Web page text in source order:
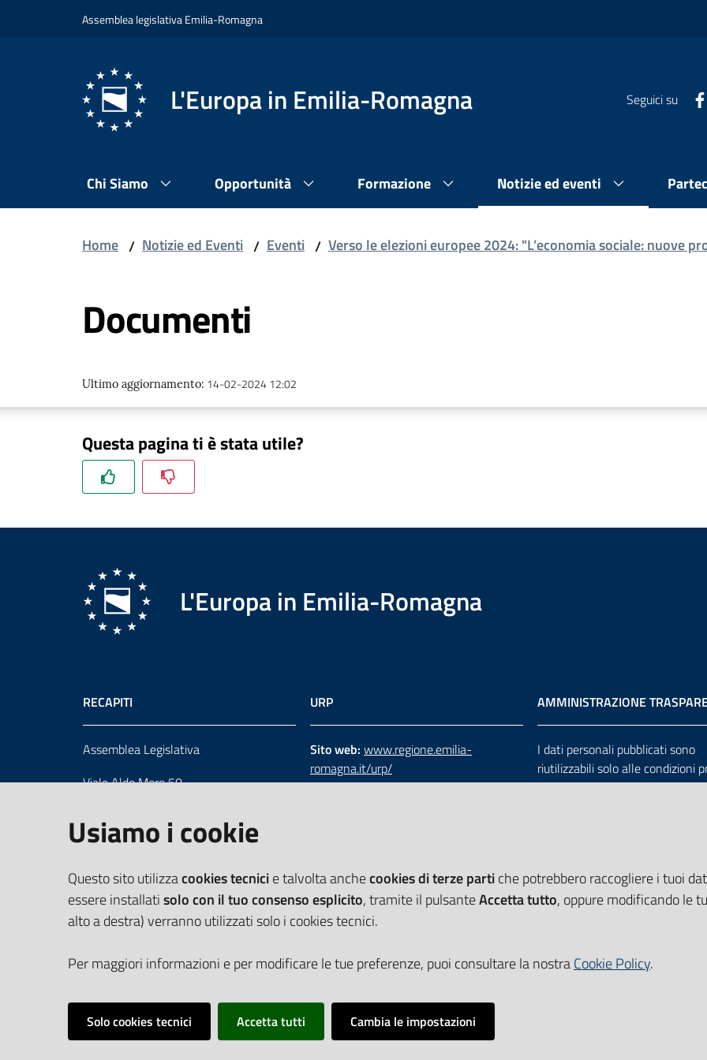
Vai al contenuto
Vai alla navigazioneAssemblea legislativa Emilia-Romagna
L'Europa in Emilia-Romagna Seguici su
Chi Siamo Opportunità Formazione Notizie ed eventi
Home / Notizie ed Eventi / Eventi / Verso le elezioni europee 2024: "L’economia sociale: nuove
Documenti
Ultimo aggiornamento: 14-02-2024 12:02
Questa pagina ti è stata utile?
L'Europa in Emilia-Romagna
RECAPITI
Assemblea Legislativa
Viale Aldo Moro 50
Centralino 051 5275226
Cerca telefoni e indirizzi
URP
Sito web: www.regione.emilia-
romagna.it/urp/
Numero verde:800.66.22.00
AMMINISTRAZIONE
I dati personali pubblicati sono
riutilizzabili solo alle condizioni
dalla direttiva comunitaria
Vai alla pagina
Usiamo i cookie
Questo sito utilizzacookies tecnicie talvolta anchecookies di terze partiche potrebbero raccogliere i tuoi
essere installatisolo con il tuo consenso esplicito, tramite il pulsanteAccetta tutto, oppure modificando le
alto a destra) verranno utilizzati solo i cookies tecnici.
Per maggiori informazioni e per modificare le tue preferenze, puoi consultare la nostraCookie Policy.
Solo cookies tecnici Accetta tutti Cambia le impostazioni